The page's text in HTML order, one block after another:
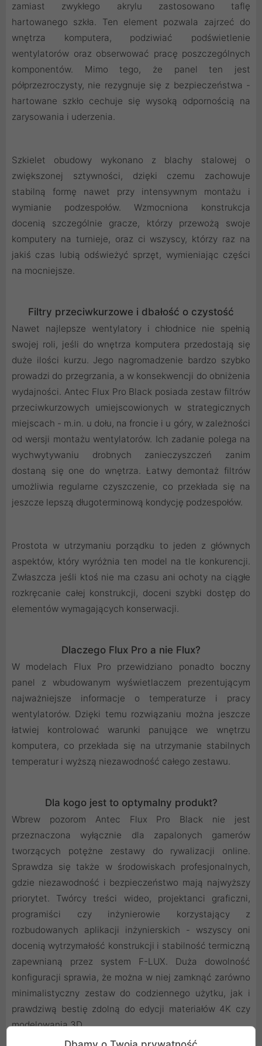
zamiast zwykłego akrylu zastosowano taflę
hartowanego szkła. Ten element pozwala zajrzeć do
wnętrza komputera, podziwiać podświetlenie
wentylatorów oraz obserwować pracę poszczególnych
komponentów. Mimo tego, że panel ten jest
półprzezroczysty, nie rezygnuje się z bezpieczeństwa -
hartowane szkło cechuje się wysoką odpornością na
zarysowania i uderzenia.
Szkielet obudowy wykonano z blachy stalowej o
zwiększonej sztywności, dzięki czemu zachowuje
stabilną formę nawet przy intensywnym montażu i
wymianie podzespołów. Wzmocniona konstrukcja
docenią szczególnie gracze, którzy przewożą swoje
komputery na turnieje, oraz ci wszyscy, którzy raz na
jakiś czas lubią odświeżyć sprzęt, wymieniając części
na mocniejsze.
Filtry przeciwkurzowe i dbałość o czystość
Nawet najlepsze wentylatory i chłodnice nie spełnią
swojej roli, jeśli do wnętrza komputera przedostają się
duże ilości kurzu. Jego nagromadzenie bardzo szybko
prowadzi do przegrzania, a w konsekwencji do obniżenia
wydajności. Antec Flux Pro Black posiada zestaw filtrów
przeciwkurzowych umiejscowionych w strategicznych
miejscach - m.in. u dołu, na froncie i u góry, w zależności
od wersji montażu wentylatorów. Ich zadanie polega na
wychwytywaniu drobnych zanieczyszczeń zanim
dostaną się one do wnętrza. Łatwy demontaż filtrów
umożliwia regularne czyszczenie, co przekłada się na
jeszcze lepszą długoterminową kondycję podzespołów.
Prostota w utrzymaniu porządku to jeden z głównych
aspektów, który wyróżnia ten model na tle konkurencji.
Zwłaszcza jeśli ktoś nie ma czasu ani ochoty na ciągłe
rozkręcanie całej konstrukcji, doceni szybki dostęp do
elementów wymagających konserwacji.
Dlaczego Flux Pro a nie Flux?
W modelach Flux Pro przewidziano ponadto boczny
panel z wbudowanym wyświetlaczem prezentującym
najważniejsze informacje o temperaturze i pracy
wentylatorów. Dzięki temu rozwiązaniu można jeszcze
łatwiej kontrolować warunki panujące we wnętrzu
komputera, co przekłada się na utrzymanie stabilnych
temperatur i wyższą niezawodność całego zestawu.
Dla kogo jest to optymalny produkt?
Wbrew pozorom Antec Flux Pro Black nie jest
przeznaczona wyłącznie dla zapalonych gamerów
tworzących potężne zestawy do rywalizacji online.
Sprawdza się także w środowiskach profesjonalnych,
gdzie niezawodność i bezpieczeństwo mają najwyższy
priorytet. Twórcy treści wideo, projektanci graficzni,
programiści czy inżynierowie korzystający z
rozbudowanych aplikacji inżynierskich - wszyscy oni
docenią wytrzymałość konstrukcji i stabilność termiczną
zapewnianą przez system F-LUX. Duża dowolność
konfiguracji sprawia, że można w niej zamknąć zarówno
minimalistyczny zestaw do codziennego użytku, jak i
prawdziwą bestię zdolną do edycji materiałów 4K czy
modelowania 3D.